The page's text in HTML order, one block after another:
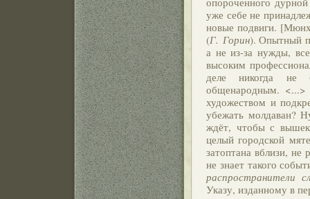
уже себе не
новые подвиги.
(Г. Горин). Опытный
а не из-за нужды,
высоким
деле никогда не
общенародным. <...>
художеством и
убежать молдаван?
ждёт, чтобы с
целый городской
затоптана вблизи,
не знает такого
распространители
Указу, изданному в